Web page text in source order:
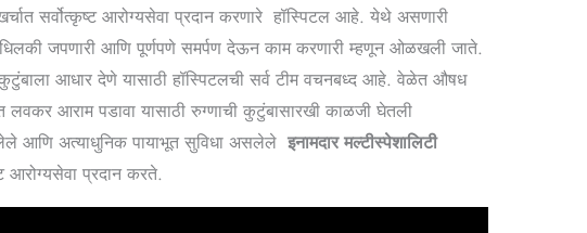
सर्वोत्कृष्ट आरोग्यसेवा प्रदान करणारे हॉस्पिटल आहे. येथे असणारी
जपणारी आणि पूर्णपणे समर्पण देऊन काम करणारी म्हणून ओळखली जाते.
आधार देणे यासाठी हॉस्पिटलची सर्व टीम वचनबध्द आहे. वेळेत औषध
आराम पडावा यासाठी रुग्णाची कुटुंबासारखी काळजी घेतली
आणि अत्याधुनिक पायाभूत सुविधा असलेले इनामदार मल्टीस्पेशालिटी
आरोग्यसेवा प्रदान करते.